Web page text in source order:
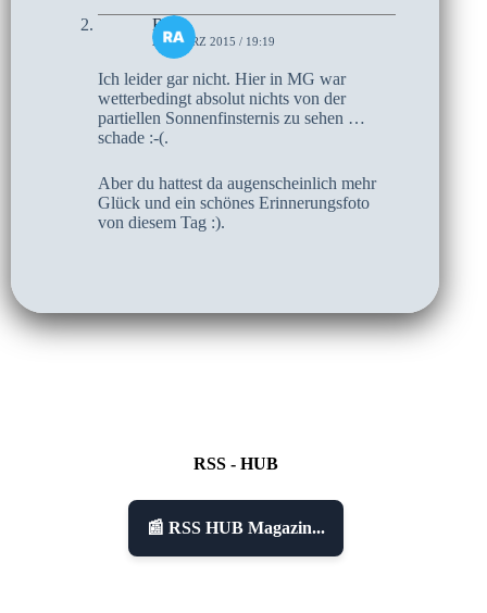
Ralf
20. MÄRZ 2015 / 19:19
Ich leider gar nicht. Hier in MG war
wetterbedingt absolut nichts von der
partiellen Sonnenfinsternis zu sehen …
schade :-(.
Aber du hattest da augenscheinlich mehr
Glück und ein schönes Erinnerungsfoto
von diesem Tag :).
RSS - HUB
📰 RSS HUB Magazin...